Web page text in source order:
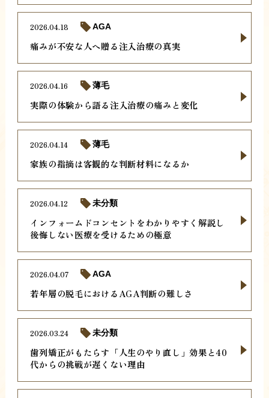
痛みが不安な人へ贈る注入治療の真実
2026.04.18 AGA
実際の体験から語る注入治療の痛みと変化
2026.04.16 薄毛
家族の指摘は客観的な判断材料になるか
2026.04.14 薄毛
インフォームドコンセントをわかりやすく解説し
後悔しない医療を受けるための極意
2026.04.12 未分類
若年層の脱毛におけるAGA判断の難しさ
2026.04.07 AGA
歯列矯正がもたらす「人生のやり直し」効果と40
代からの挑戦が遅くない理由
2026.03.24 未分類